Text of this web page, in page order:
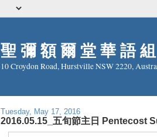
聖 彌 額 爾 堂 華 語
10 Croydon Road, Hurstville NSW 2220,
Tuesday, May 17, 2016
2016.05.15_五旬節主日 Pentecost